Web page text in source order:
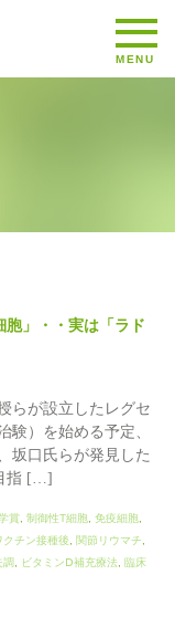
胞」・・実は「ラド
らが設立したレグセ
験）を始める予定、
坂口氏らが発見した
指 […]
賞 制御性T細胞 免疫細胞
クチン接種後 関節リウマチ
調 ビタミンⅮ補充療法 臨床